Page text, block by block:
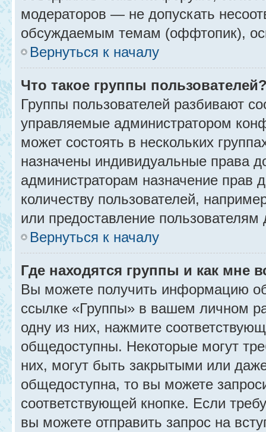
модераторов — не допускать
обсуждаемым темам (оффтопик),
Вернуться к началу
Что такое группы
Группы пользователей разбивают
управляемые администратором
может состоять в нескольких
назначены индивидуальные права
администраторам назначение прав
количеству пользователей,
или предоставление
Вернуться к началу
Где находятся группы и как мне
Вы можете получить информацию
ссылке «Группы» в вашем личном
одну из них, нажмите
общедоступны. Некоторые могут
них, могут быть закрытыми или
общедоступна, то вы можете
соответствующей кнопке. Если
вы можете отправить запрос на